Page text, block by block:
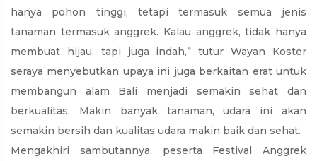
hanya pohon tinggi, tetapi termasuk semua jenis
tanaman termasuk anggrek. Kalau anggrek, tidak hanya
membuat hijau, tapi juga indah,” tutur Wayan Koster
seraya menyebutkan upaya ini juga berkaitan erat untuk
membangun alam Bali menjadi semakin sehat dan
berkualitas. Makin banyak tanaman, udara ini akan
semakin bersih dan kualitas udara makin baik dan sehat.
Mengakhiri sambutannya, peserta Festival Anggrek